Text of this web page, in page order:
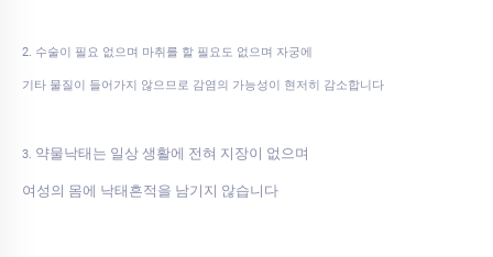
2. 수술이 필요 없으며 마취를 할 필요도 없으며 자궁에
기타 물질이 들어가지 않으므로 감염의 가능성이 현저히 감소합니다
3. 약물낙태는 일상 생활에 전혀 지장이 없으며
여성의 몸에 낙태흔적을 남기지 않습니다